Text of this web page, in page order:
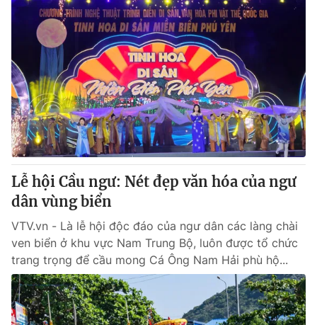
Lễ hội Cầu ngư: Nét đẹp văn hóa của ngư
dân vùng biển
VTV.vn - Là lễ hội độc đáo của ngư dân các làng chài
ven biển ở khu vực Nam Trung Bộ, luôn được tổ chức
trang trọng để cầu mong Cá Ông Nam Hải phù hộ...